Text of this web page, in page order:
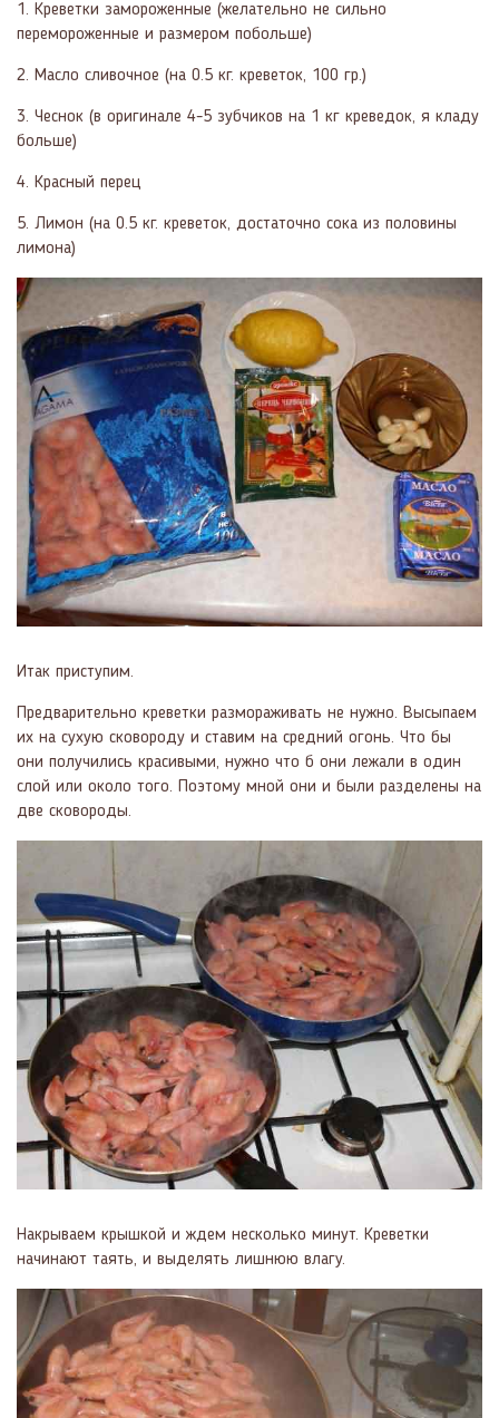
1. Креветки замороженные (желательно не сильно
перемороженные и размером побольше)
2. Масло сливочное (на 0.5 кг. креветок, 100 гр.)
3. Чеснок (в оригинале 4-5 зубчиков на 1 кг креведок, я кладу
больше)
4. Красный перец
5. Лимон (на 0.5 кг. креветок, достаточно сока из половины
лимона)
Итак приступим.
Предварительно креветки размораживать не нужно. Высыпаем
их на сухую сковороду и ставим на средний огонь. Что бы
они получились красивыми, нужно что б они лежали в один
слой или около того. Поэтому мной они и были разделены на
две сковороды.
Накрываем крышкой и ждем несколько минут. Креветки
начинают таять, и выделять лишнюю влагу.